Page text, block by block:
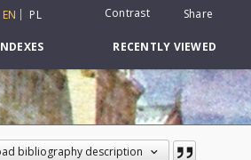
EN PL Contrast Share
RECENTLY VIEWED
bibliography description